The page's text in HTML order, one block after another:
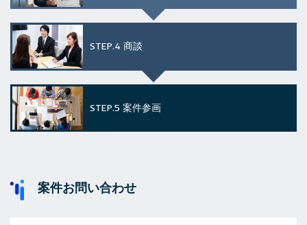
STEP.4 商談
STEP.5 案件参画
案件お問い合わせ